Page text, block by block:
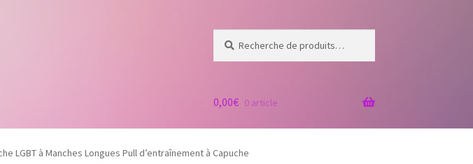
pour :
0,00€ 0 article
LGBT à Manches Longues Pull d’entraînement à Capuche